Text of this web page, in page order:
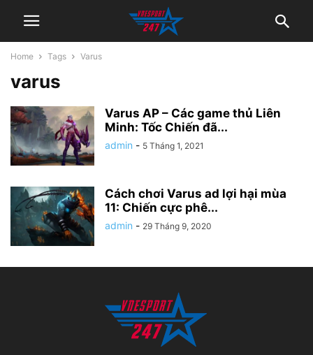
Home Tags Varus
varus
Varus AP – Các game thủ Liên
Minh: Tốc Chiến đã...
admin - 5 Tháng 1, 2021
Cách chơi Varus ad lợi hại mùa
11: Chiến cực phê...
admin - 29 Tháng 9, 2020